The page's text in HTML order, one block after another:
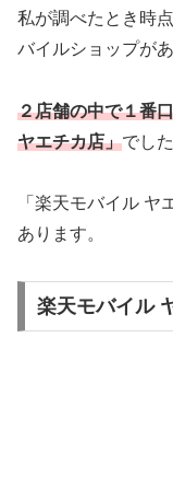
私が調べたとき時
バイルショップがあ
２店舗の中で１番
ヤエチカ店」でした
「楽天モバイル
あります。
楽天モバイル